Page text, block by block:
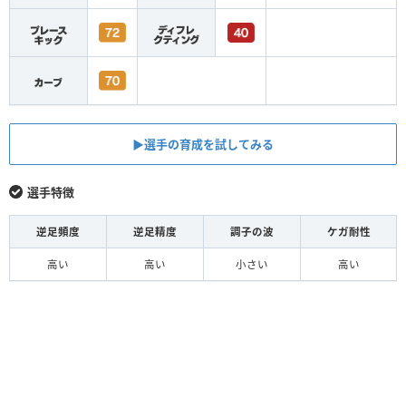
▶︎選手の育成を試してみる
選手特徴
逆足頻度 逆足精度 調子の波 ケガ耐性
高い 高い 小さい 高い